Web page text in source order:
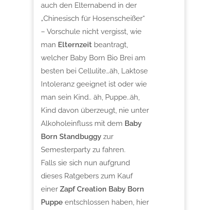
auch den Elternabend in der
„Chinesisch für Hosenscheißer“
– Vorschule nicht vergisst, wie
man Elternzeit beantragt,
welcher Baby Born Bio Brei am
besten bei Cellulite…äh, Laktose
Intoleranz geeignet ist oder wie
man sein Kind.. äh, Puppe..äh,
Kind davon überzeugt, nie unter
Alkoholeinfluss mit dem Baby
Born Standbuggy zur
Semesterparty zu fahren.
Falls sie sich nun aufgrund
dieses Ratgebers zum Kauf
einer Zapf Creation Baby Born
Puppe entschlossen haben, hier